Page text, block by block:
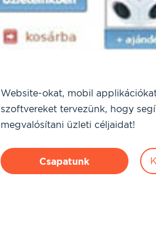
Website-okat, mobil
szoftvereket tervezünk, hogy
megvalósítani üzleti céljaidat!
Csapatunk